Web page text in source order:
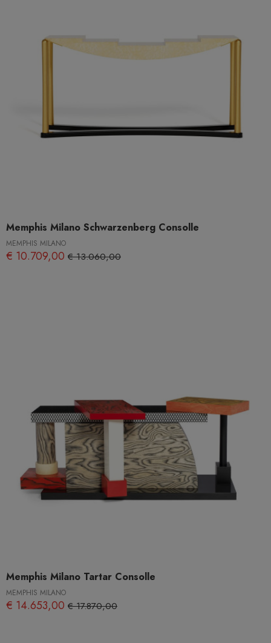
Memphis Milano Schwarzenberg Consolle
MEMPHIS MILANO
€ 10.709,00 € 13.060,00
Memphis Milano Tartar Consolle
MEMPHIS MILANO
€ 14.653,00 € 17.870,00